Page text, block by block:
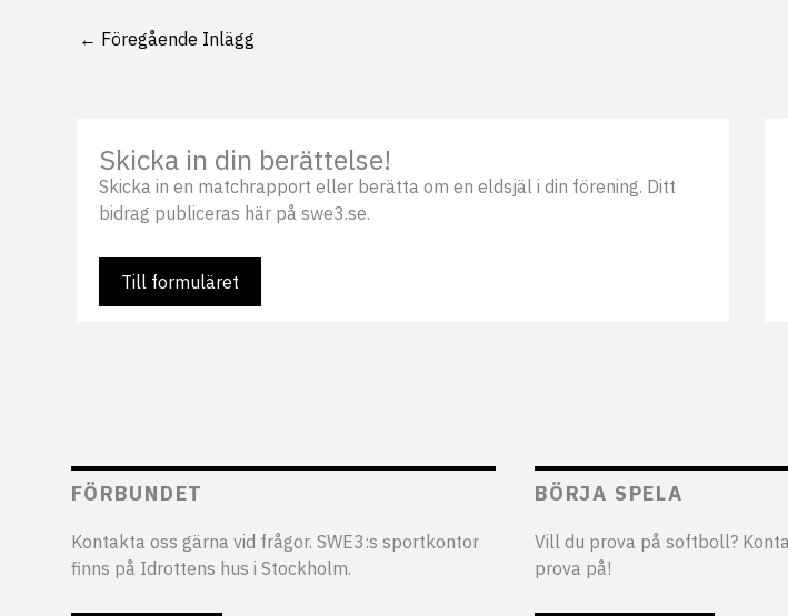
← Föregående Inlägg
Skicka in din berättelse!
Skicka in en matchrapport eller berätta om en eldsjäl i din förening. Ditt
bidrag publiceras här på swe3.se.
Till formuläret
FÖRBUNDET
Kontakta oss gärna vid frågor. SWE3:s sportkontor
finns på Idrottens hus i Stockholm.
BÖRJA SPELA
Vill du prova på softboll?
prova på!